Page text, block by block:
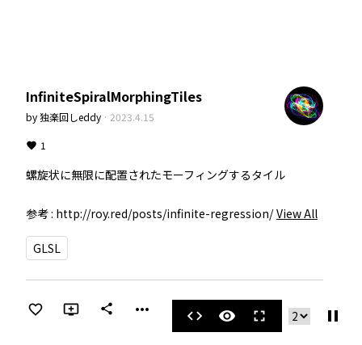
InfiniteSpiralMorphingTiles
by独楽回しeddy · 2023.4.15
1
螺旋状に無限に配置されたモーフィングするタイル
参考 : http://roy.red/posts/infinite-regression/ View All
GLSL
share more_horiz code visibility fullscreen pause